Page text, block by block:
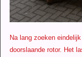
Na lang zoeken
doorslaande rotor. Het